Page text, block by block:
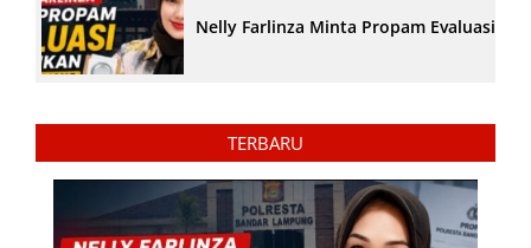
Nelly Farlinza Minta Propam Evaluasi
TERBARU